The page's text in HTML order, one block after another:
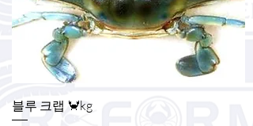
블루 크랩 🦀kg